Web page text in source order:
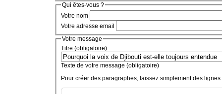
Qui êtes-vous ?
Votre nom
Votre adresse email
Votre message
Titre (obligatoire)
Texte de votre message (obligatoire)
Pour créer des paragraphes, laissez simplement des lignes